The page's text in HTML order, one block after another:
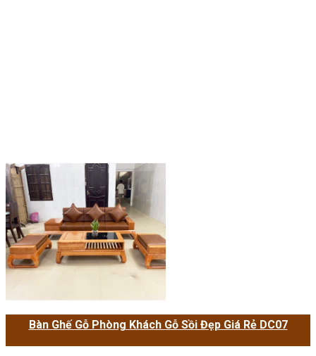
Bàn Ghế Gỗ Phòng Khách Gỗ Sồi Đẹp Giá Rẻ DC07